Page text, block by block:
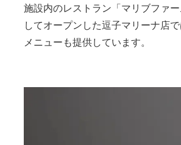
施設内のレストラン「マリブファ
してオープンした逗子マリーナ店
メニューも提供しています。